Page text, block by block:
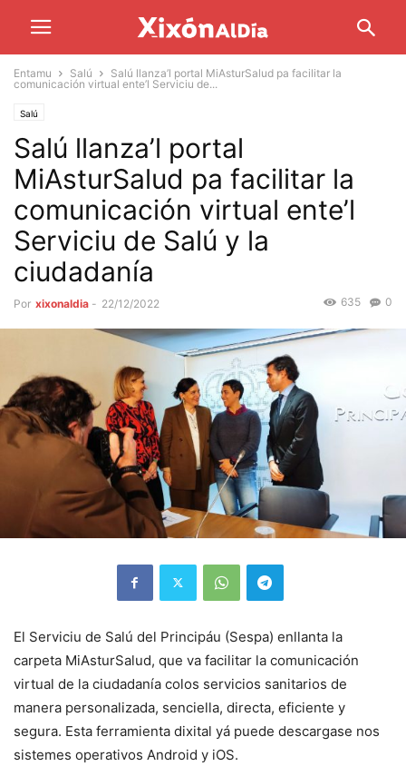
Entamu Salú
Salú llanza’l portal MiAsturSalud pa facilitar la
comunicación virtual ente’l Serviciu de...
Salú
Salú llanza’l portal
MiAsturSalud pa facilitar la
comunicación virtual ente’l
Serviciu de Salú y la
ciudadanía
Por xixonaldia - 22/12/2022 0
635
El Serviciu de Salú del Principáu (Sespa) enllanta la
carpeta MiAsturSalud, que va facilitar la comunicación
virtual de la ciudadanía colos servicios sanitarios de
manera personalizada, senciella, directa, eficiente y
segura. Esta ferramienta dixital yá puede descargase nos
sistemes operativos Android y iOS.